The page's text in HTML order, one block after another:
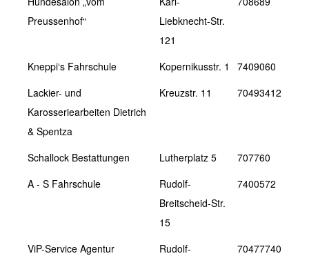
Preussenhof“
Liebknecht-Str.
121
Kneppi‘s Fahrschule Kopernikusstr. 1
7409060
Lackier- und
Karosseriearbeiten Dietrich
& Spentza
Kreuzstr. 11 70493412
Schallock Bestattungen Lutherplatz 5
707760
A - S Fahrschule
Rudolf-
Breitscheid-Str.
15
7400572
ViP-Service Agentur
Rudolf-
70477740